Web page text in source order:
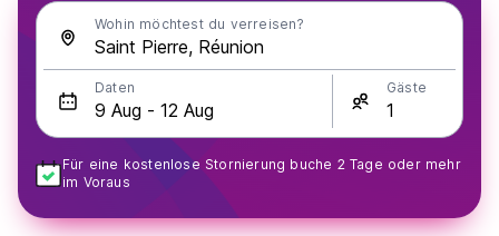
Wohin möchtest du verreisen?
Daten Gäste
Für eine kostenlose Stornierung buche 2 Tage oder mehr
im Voraus